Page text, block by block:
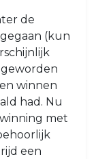
de
(kun
winnen
had. Nu
met
een